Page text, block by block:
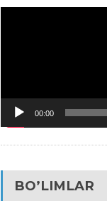
00:00
BO’LIMLAR